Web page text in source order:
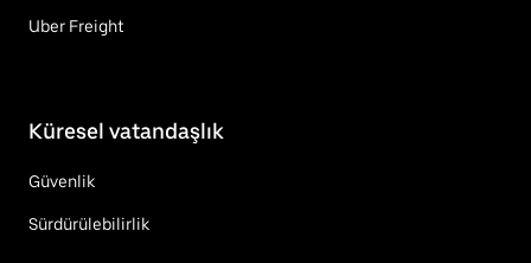
Uber Freight
Küresel vatandaşlık
Güvenlik
Sürdürülebilirlik